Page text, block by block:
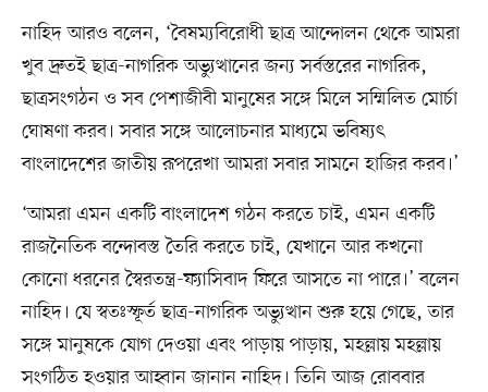
নাহিদ আরও বলেন, ‘বৈষম্যবিরোধী ছাত্র আন্দোলন থেকে আমরা
খুব দ্রুতই ছাত্র-নাগরিক অভ্যুত্থানের জন্য সর্বস্তরের নাগরিক,
ছাত্রসংগঠন ও সব পেশাজীবী মানুষের সঙ্গে মিলে সম্মিলিত মোর্চা
ঘোষণা করব। সবার সঙ্গে আলোচনার মাধ্যমে ভবিষ্যৎ
বাংলাদেশের জাতীয় রূপরেখা আমরা সবার সামনে হাজির করব।’
‘আমরা এমন একটি বাংলাদেশ গঠন করতে চাই, এমন একটি
রাজনৈতিক বন্দোবস্ত তৈরি করতে চাই, যেখানে আর কখনো
কোনো ধরনের স্বৈরতন্ত্র-ফ্যাসিবাদ ফিরে আসতে না পারে।’ বলেন
নাহিদ। যে স্বতঃস্ফূর্ত ছাত্র-নাগরিক অভ্যুত্থান শুরু হয়ে গেছে, তার
সঙ্গে মানুষকে যোগ দেওয়া এবং পাড়ায় পাড়ায়, মহল্লায় মহল্লায়
সংগঠিত হওয়ার আহ্বান জানান নাহিদ। তিনি আজ রোববার